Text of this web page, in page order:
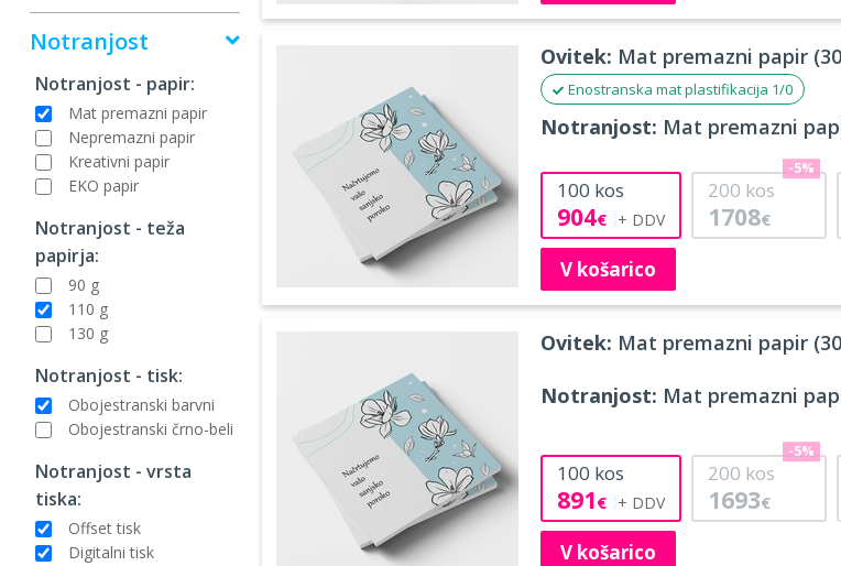
Notranjost
Notranjost - papir:
Mat premazni papir
Nepremazni papir
Kreativni papir
EKO papir
Notranjost - teža
papirja:
90 g
110 g
130 g
Notranjost - tisk:
Obojestranski barvni
Obojestranski črno-beli
Notranjost - vrsta
tiska:
Offset tisk
Digitalni tisk
Ovitek: Mat premazni papir
Enostranska mat plastifikacija 1/0
Notranjost: Mat premazni
100 kos
904€
200 kos
1708€
-5%
V košarico
Ovitek: Mat premazni papir
Notranjost: Mat premazni
100 kos
891€
200 kos
1693€
-5%
V košarico